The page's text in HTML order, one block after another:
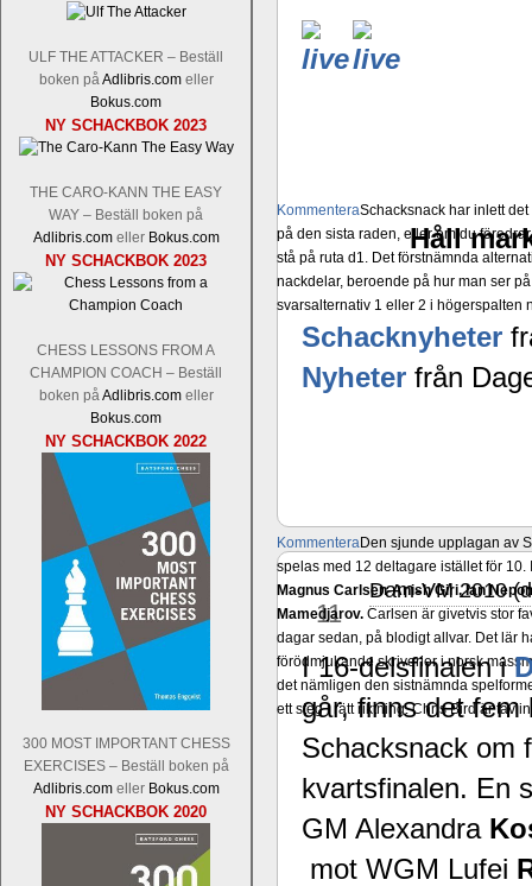
ULF THE ATTACKER – Beställ
boken påAdlibris.comeller
Bokus.com
NY SCHACKBOK 2023
THE CARO-KANN THE EASY
WAY – Beställ boken på
Adlibris.comeller Bokus.com
NY SCHACKBOK 2023
CHESS LESSONS FROM A
CHAMPION COACH – Beställ
boken påAdlibris.comeller
Bokus.com
NY SCHACKBOK 2022
300 MOST IMPORTANT CHESS
EXERCISES – Beställ boken på
Adlibris.comeller Bokus.com
NY SCHACKBOK 2020
KommenteraSchacksnack har inlett
på den sista raden, eller om du
stå på ruta d1. Det förstnämnda
nackdelar, beroende på hur man ser
svarsalternativ 1 eller 2 i högerspalten
KommenteraDen sjunde upplagan av
spelas med 12 deltagare istället för
Magnus Carlsen-Anish Giri, Ian
Mamedjarov. Carlsen är givetvis stor
dagar sedan, på blodigt allvar. Det lär
förödmjukande skriverier i norsk
det nämligen den sistnämnda
ett steg i rätt riktning. Chris Bird är
Håll
Schacknyheter
Nyheter från
dec
11
Dam-VM 2010
I 16-delsfinalen i
går, finns det fem
Schacksnack om
kvartsfinalen. En
GM Alexandra
mot WGM Lufei